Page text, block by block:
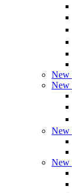
New
New
New
New